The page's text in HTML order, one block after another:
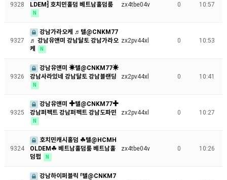
9328
LDEM⁆ 호치민홀덤 베트남홀덤룸
N
zx4tbe04v 0 10:57
9327
강남가라오케 ♬텔@CNKM77
♬ 강남유앤미 강남달토 강남가라오
케
N
zx2pv44xl 0 10:53
9326
강남유앤미 ☀텔@CNKM77☀
강남사라있네 강남달토 강남블랜딩
N
zx2pv44xl 0 10:41
9325
강남유앤미 ✚텔@CNKM77✚
강남퍼펙트 강남퍼펙트 강남도파민
N
zx2pv44xl 0 10:27
9324
호치민캐시홀덤 ☘텔@HCMH
OLDEM☘ 베트남홀덤룸 베트남홀
덤펍
N
zx4tbe04v 0 10:26
강남하이퍼블릭 ⸢텔@CNKM7